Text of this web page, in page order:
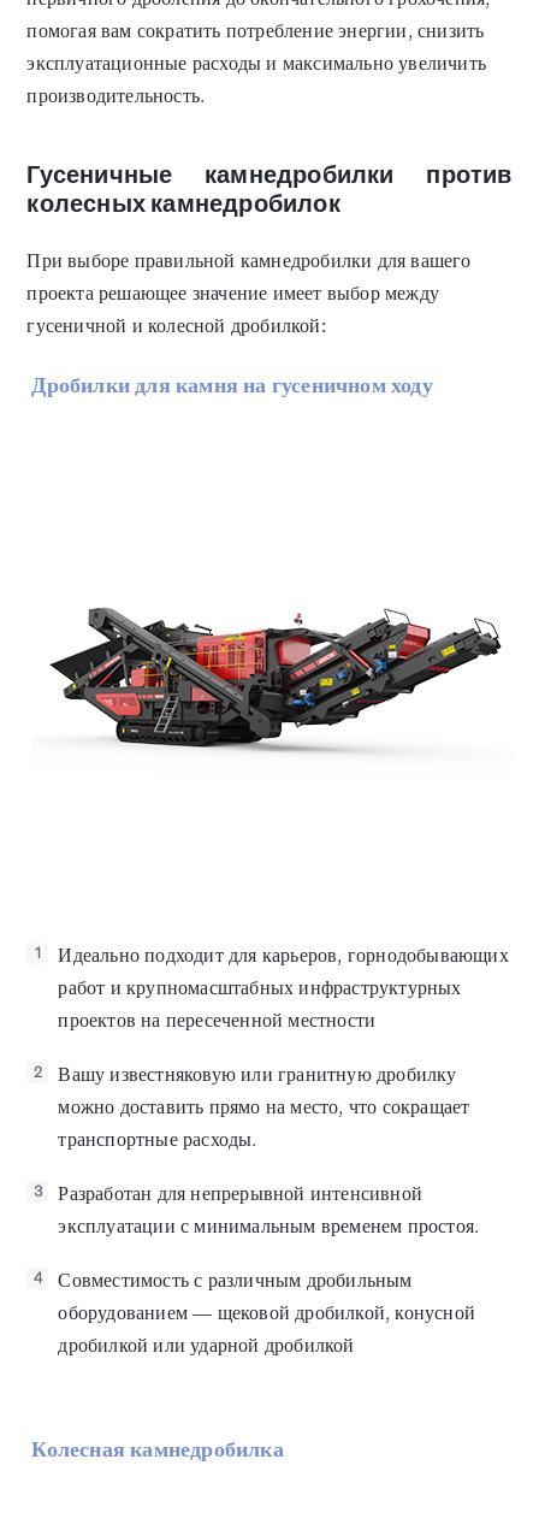
помогая вам сократить потребление энергии, снизить
эксплуатационные расходы и максимально увеличить
производительность.
Гусеничные камнедробилки против
колесных камнедробилок
При выборе правильной камнедробилки для вашего
проекта решающее значение имеет выбор между
гусеничной и колесной дробилкой:
Дробилки для камня на гусеничном ходу
1
Идеально подходит для карьеров, горнодобывающих
работ и крупномасштабных инфраструктурных
проектов на пересеченной местности
2
Вашу известняковую или гранитную дробилку
можно доставить прямо на место, что сокращает
транспортные расходы.
3
Разработан для непрерывной интенсивной
эксплуатации с минимальным временем простоя.
4
Совместимость с различным дробильным
оборудованием — щековой дробилкой, конусной
дробилкой или ударной дробилкой
Колесная камнедробилка